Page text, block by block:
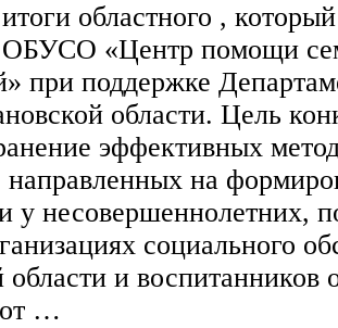
областного ,
ОБУСО «Центр помощи
при поддержке
области. Цель
эффективных
направленных на
у несовершеннолетних,
социального
и воспитанников
…